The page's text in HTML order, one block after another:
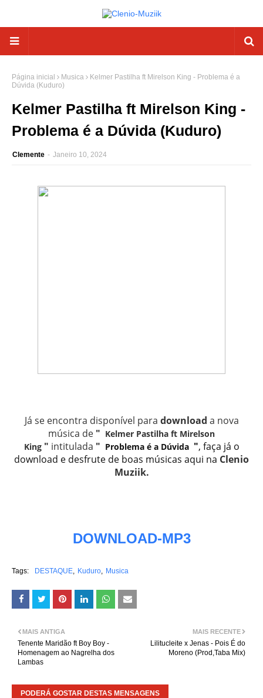
Página inicial Musica
Kelmer Pastilha ft Mirelson King - Problema é a
Dúvida (Kuduro)
Kelmer Pastilha ft Mirelson King -
Problema é a Dúvida (Kuduro)
Clemente - Janeiro 10, 2024
Já se encontra disponível para download a nova
música de " Kelmer Pastilha ft Mirelson
King" intitulada " Problema é a Dúvida", faça já o
download e desfrute de boas músicas aqui na Clenio
Muziik.
DOWNLOAD-MP3
Tags: DESTAQUE Kuduro Musica
MAIS RECENTE
Lilitucleite x Jenas - Pois É do
Moreno (Prod,Taba Mix)
MAIS ANTIGA
Tenente Maridão ft Boy Boy -
Homenagem ao Nagrelha dos
Lambas
PODERÁ GOSTAR DESTAS MENSAGENS